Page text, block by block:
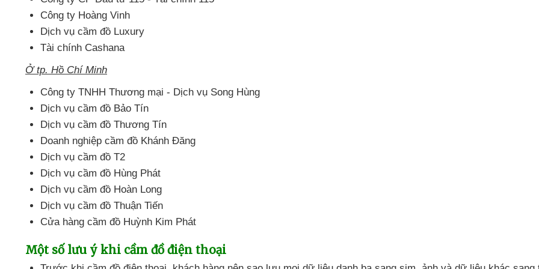
Công ty Hoàng Vinh
Dịch vụ cầm đồ Luxury
Tài chính Cashana
Ở tp. Hồ Chí Minh
Công ty TNHH Thương mại - Dịch vụ Song Hùng
Dịch vụ cầm đồ Bảo Tín
Dịch vụ cầm đồ Thương Tín
Doanh nghiệp cầm đồ Khánh Đăng
Dịch vụ cầm đồ T2
Dịch vụ cầm đồ Hùng Phát
Dịch vụ cầm đồ Hoàn Long
Dịch vụ cầm đồ Thuận Tiến
Cửa hàng cầm đồ Huỳnh Kim Phát
Một số lưu ý khi cầm đồ điện thoại